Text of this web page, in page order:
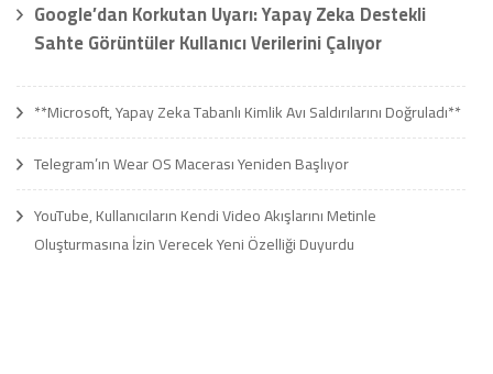
Google’dan Korkutan Uyarı: Yapay Zeka Destekli
Sahte Görüntüler Kullanıcı Verilerini Çalıyor
**Microsoft, Yapay Zeka Tabanlı Kimlik Avı Saldırılarını Doğruladı**
Telegram’ın Wear OS Macerası Yeniden Başlıyor
YouTube, Kullanıcıların Kendi Video Akışlarını Metinle
Oluşturmasına İzin Verecek Yeni Özelliği Duyurdu